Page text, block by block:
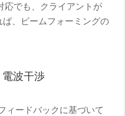
応でも、クライアントが
、ビームフォーミングの
波干渉
ィードバックに基づいて